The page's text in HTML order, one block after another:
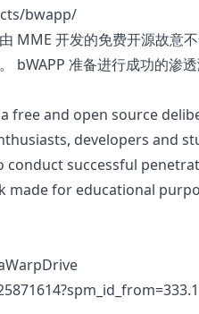
bwapp/
MME 开发的免费开源故意
bWAPP 准备进行成功的渗
free and open source
developers and
conduct successful
made for educational